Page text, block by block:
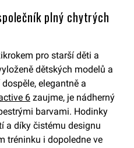
plný chytrých
pro starší děti a
dětských modelů a
elegantně a
6 zaujme, je nádherný
barvami. Hodinky
a díky čistému designu
tréninku i dopoledne ve